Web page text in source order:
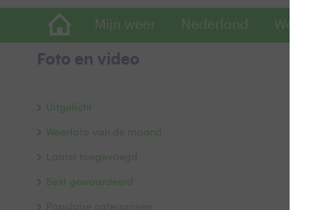
Mijn weer Nederland
Foto en video
Uitgelicht
Weerfoto van de maand
Laatst toegevoegd
Best gewaardeerd
Populaire categorieën